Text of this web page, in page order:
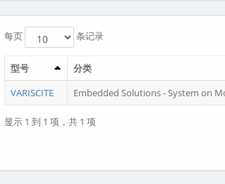
每页 条记录
型号 分类
VARISCITE
Embedded Solutions - System on
显示 1 到 1 项，共 1 项